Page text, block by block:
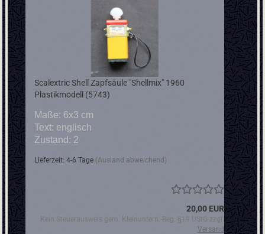
Scalextric Shell Zapfsäule "Shellmix" 1960
Plastikmodell (5743)
Maße: 6x3 cm
Text: englisch
Zustand: 2
Lieferzeit: 4-6 Tage (Ausland abweichend)
20,00 EUR
Kein Steuerausweis gem. Kleinuntern.-Reg. §19 UStG zzgl.
Versand